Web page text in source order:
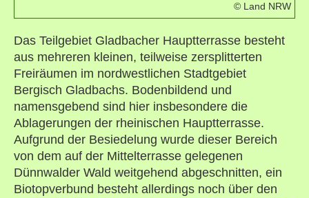
© Land NRW
Das Teilgebiet Gladbacher Hauptterrasse besteht
aus mehreren kleinen, teilweise zersplitterten
Freiräumen im nordwestlichen Stadtgebiet
Bergisch Gladbachs. Bodenbildend und
namensgebend sind hier insbesondere die
Ablagerungen der rheinischen Hauptterrasse.
Aufgrund der Besiedelung wurde dieser Bereich
von dem auf der Mittelterrasse gelegenen
Dünnwalder Wald weitgehend abgeschnitten, ein
Biotopverbund besteht allerdings noch über den